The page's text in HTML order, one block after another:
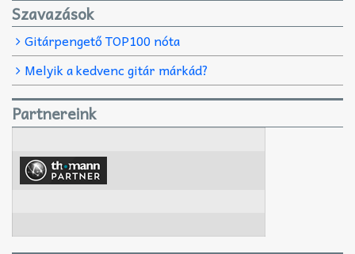
Szavazások
Gitárpengető TOP100 nóta
Melyik a kedvenc gitár márkád?
Partnereink